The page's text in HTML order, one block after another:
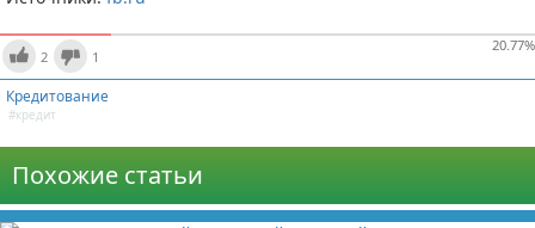
20.77%
2 1
Кредитование
#кредит
Похожие статьи